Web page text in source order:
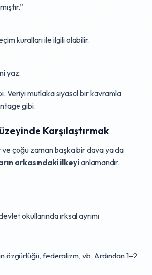
kuralları ile ilgili olabilir.
yaz.
Veriyi mutlaka siyasal bir kavramla
gibi.
Karşılaştırmak
çoğu zaman başka bir dava ya da
arkasındaki ilkeyianlamandır.
okullarında ırksal ayrımı
özgürlüğü, federalizm, vb. Ardından 1–2